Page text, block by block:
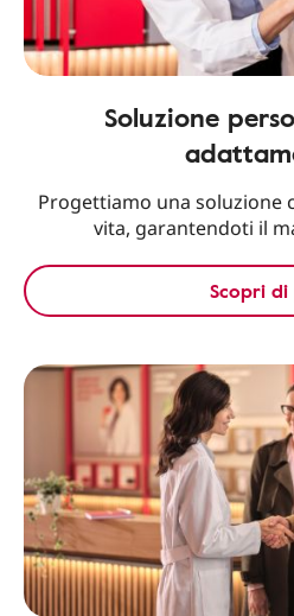
Soluzione
Progettiamo una soluzione
vita, garantendoti il
Scopri di